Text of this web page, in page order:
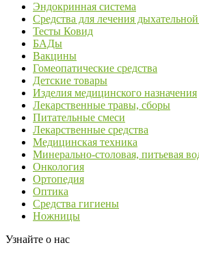
Эндокринная система
Средства для лечения
Тесты Ковид
БАДы
Вакцины
Гомеопатические средства
Детские товары
Изделия медицинского назначения
Лекарственные травы, сборы
Питательные смеси
Лекарственные средства
Медицинская техника
Минерально-столовая, питьевая
Онкология
Ортопедия
Оптика
Средства гигиены
Ножницы
Узнайте о нас